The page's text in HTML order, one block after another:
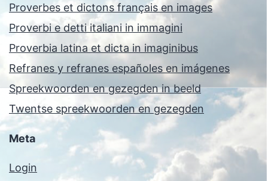
Proverbes et dictons français en images
Proverbi e detti italiani in immagini
Proverbia latina et dicta in imaginibus
Refranes y refranes españoles en imágenes
Spreekwoorden en gezegden in beeld
Twentse spreekwoorden en gezegden
Meta
Login